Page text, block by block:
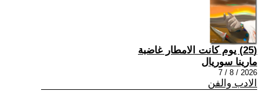
(25) يوم كانت الامطار غاضبة
مارينا سوريال
2026 / 8 / 7
الادب والفن